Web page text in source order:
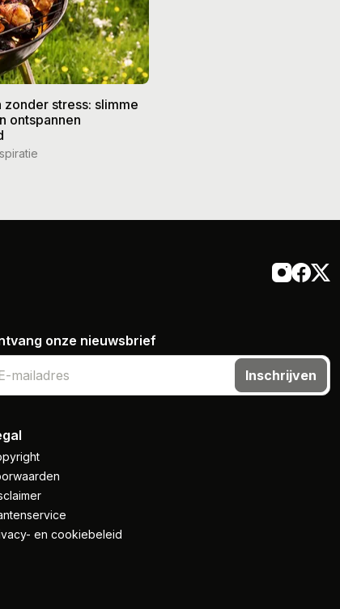
zonder stress: slimme
ontspannen
onze nieuwsbrief
Inschrijven
en cookiebeleid